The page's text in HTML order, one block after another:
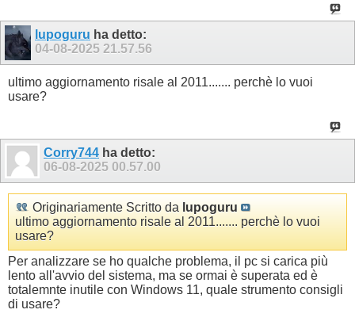
lupoguru ha detto:
04-08-2025 21.57.56
ultimo aggiornamento risale al 2011....... perchè lo vuoi
usare?
Corry744 ha detto:
06-08-2025 00.57.00
Originariamente Scritto da lupoguru
ultimo aggiornamento risale al 2011....... perchè lo vuoi
usare?
Per analizzare se ho qualche problema, il pc si carica più
lento all'avvio del sistema, ma se ormai è superata ed è
totalemnte inutile con Windows 11, quale strumento consigli
di usare?